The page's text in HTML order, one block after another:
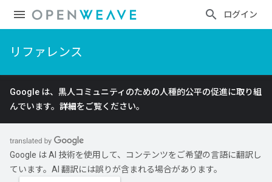
ログイン
リファレンス
Google は、黒人コミュニティのための人種的公平の促進に取り組
んでいます。 詳細をご覧ください。
Google は AI 技術を使用して、コンテンツをご希望の言語に翻訳し
ています。AI 翻訳には誤りが含まれる場合があります。